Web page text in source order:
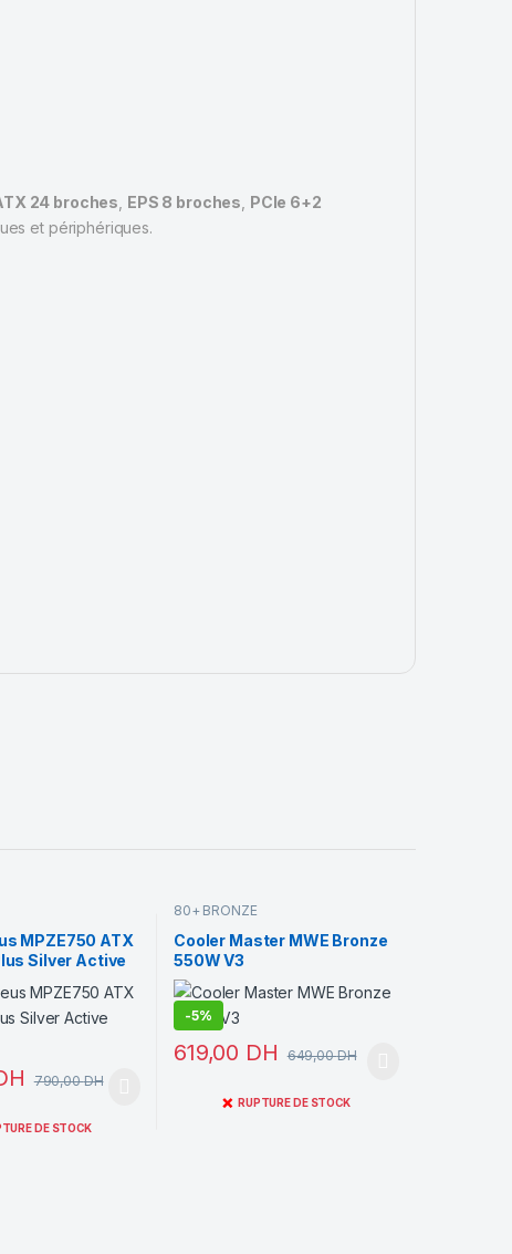
24 broches EPS 8 broches PCIe 6+2
et périphériques.
MPZE750 ATX
Silver Active
790,00DH
DE STOCK
80+ BRONZE
Cooler Master MWE Bronze
550W V3
-5%
619,00 DH 649,00DH
❌ RUPTURE DE STOCK